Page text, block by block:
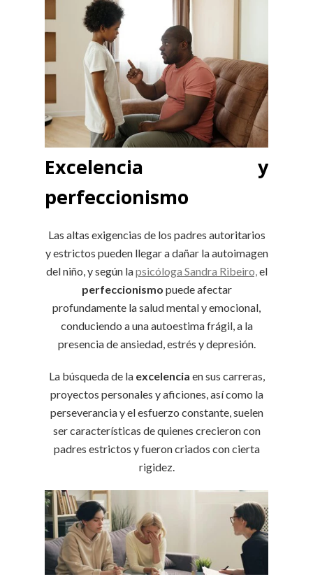
Excelencia y
perfeccionismo
Las altas exigencias de los padres autoritarios
y estrictos pueden llegar a dañar la autoimagen
del niño, y según lapsicóloga Sandra Ribeiro, el
perfeccionismo puede afectar
profundamente la salud mental y emocional,
conduciendo a una autoestima frágil, a la
presencia de ansiedad, estrés y depresión.
La búsqueda de la excelencia en sus carreras,
proyectos personales y aficiones, así como la
perseverancia y el esfuerzo constante, suelen
ser características de quienes crecieron con
padres estrictos y fueron criados con cierta
rigidez.